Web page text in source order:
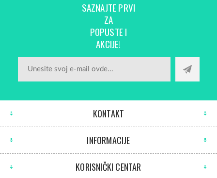
SAZNAJTE PRVI
ZA
POPUSTE I
AKCIJE!
KONTAKT
INFORMACIJE
KORISNIČKI CENTAR